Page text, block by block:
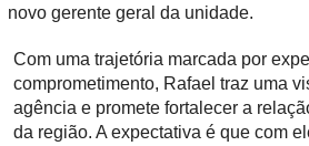
novo gerente geral da unidade.
Com uma trajetória marcada por
comprometimento, Rafael traz uma
agência e promete fortalecer a
da região. A expectativa é que com